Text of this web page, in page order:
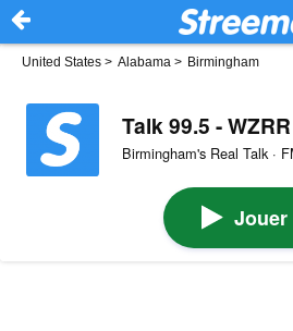
United States > Alabama > Birmingham
Talk 99.5 - WZRR
Birmingham's Real Talk ·
Jouer